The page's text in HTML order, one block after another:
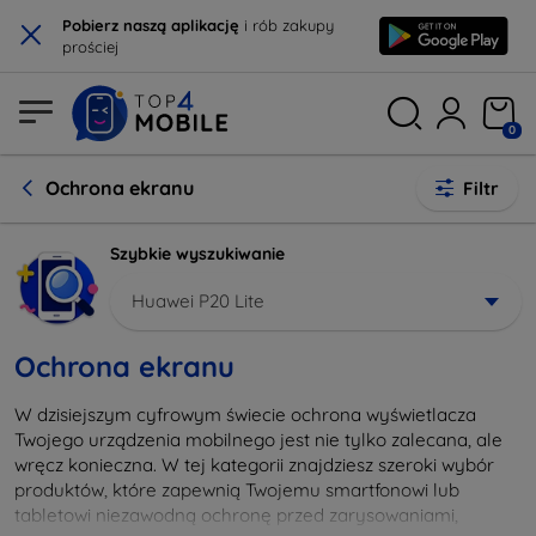
× Pobierz naszą aplikację i rób zakupy
prościej
0
Ochrona ekranu Filtr
Szybkie wyszukiwanie
Huawei P20 Lite
Ochrona ekranu
W dzisiejszym cyfrowym świecie ochrona wyświetlacza
Twojego urządzenia mobilnego jest nie tylko zalecana, ale
wręcz konieczna. W tej kategorii znajdziesz szeroki wybór
produktów, które zapewnią Twojemu smartfonowi lub
tabletowi niezawodną ochronę przed zarysowaniami,